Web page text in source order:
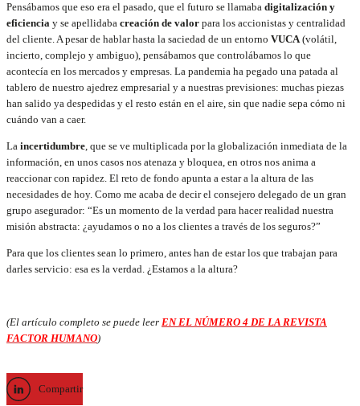
Pensábamos que eso era el pasado, que el futuro se llamaba digitalización y
eficiencia y se apellidaba creación de valor para los accionistas y centralidad
del cliente. A pesar de hablar hasta la saciedad de un entorno VUCA(volátil,
incierto, complejo y ambiguo), pensábamos que controlábamos lo que
acontecía en los mercados y empresas. La pandemia ha pegado una patada al
tablero de nuestro ajedrez empresarial y a nuestras previsiones: muchas piezas
han salido ya despedidas y el resto están en el aire, sin que nadie sepa cómo ni
cuándo van a caer.
La incertidumbre, que se ve multiplicada por la globalización inmediata de la
información, en unos casos nos atenaza y bloquea, en otros nos anima a
reaccionar con rapidez. El reto de fondo apunta a estar a la altura de las
necesidades de hoy. Como me acaba de decir el consejero delegado de un gran
grupo asegurador: “Es un momento de la verdad para hacer realidad nuestra
misión abstracta: ¿ayudamos o no a los clientes a través de los seguros?”
Para que los clientes sean lo primero, antes han de estar los que trabajan para
darles servicio: esa es la verdad. ¿Estamos a la altura?
(El artículo completo se puede leer EN EL NÚMERO 4 DE LA REVISTA
FACTOR HUMANO)
Compartir